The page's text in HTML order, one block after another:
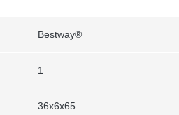
Bestway®
1
36x6x65